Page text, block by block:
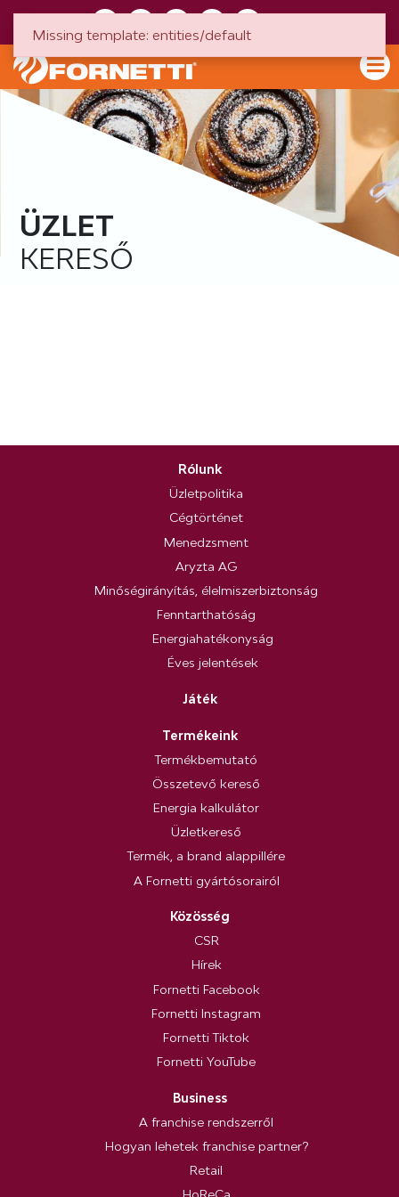
ÜZLET
KERESŐ
Rólunk
Üzletpolitika
Cégtörténet
Menedzsment
Aryzta AG
Minőségirányítás, élelmiszerbiztonság
Fenntarthatóság
Energiahatékonyság
Éves jelentések
Játék
Termékeink
Termékbemutató
Összetevő kereső
Energia kalkulátor
Üzletkereső
Termék, a brand alappillére
A Fornetti gyártósorairól
Közösség
CSR
Hírek
Fornetti Facebook
Fornetti Instagram
Fornetti Tiktok
Fornetti YouTube
Business
A franchise rendszerről
Hogyan lehetek franchise partner?
Retail
Missing template: entities/default